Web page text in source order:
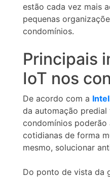
estão cada vez mais
pequenas
condomínios.
Principais
IoT nos
De acordo com a
da automação predial
condomínios poderão
cotidianas de forma
mesmo, solucionar
Do ponto de vista da